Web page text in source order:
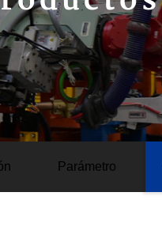
Parámetro